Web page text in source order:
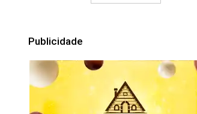
Publicidade